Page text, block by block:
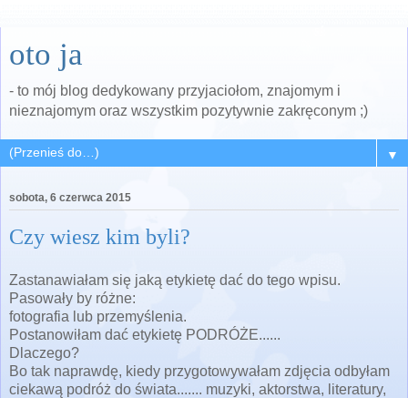
oto ja
- to mój blog dedykowany przyjaciołom, znajomym i
nieznajomym oraz wszystkim pozytywnie zakręconym ;)
▼
sobota, 6 czerwca 2015
Czy wiesz kim byli?
Zastanawiałam się jaką etykietę dać do tego wpisu.
Pasowały by różne:
fotografia lub przemyślenia.
Postanowiłam dać etykietę PODRÓŻE......
Dlaczego?
Bo tak naprawdę, kiedy przygotowywałam zdjęcia odbyłam
ciekawą podróż do świata....... muzyki, aktorstwa, literatury,